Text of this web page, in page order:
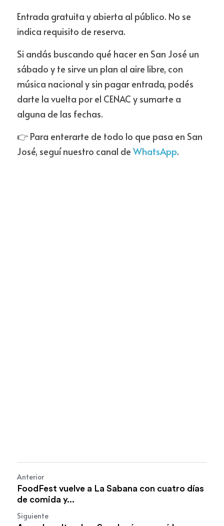
Entrada gratuita y abierta al público. No se
indica requisito de reserva.
Si andás buscando qué hacer en San José un
sábado y te sirve un plan al aire libre, con
música nacional y sin pagar entrada, podés
darte la vuelta por el CENAC y sumarte a
alguna de las fechas.
👉 Para enterarte de todo lo que pasa en San
José, seguí nuestro canal de WhatsApp.
Anterior
FoodFest vuelve a La Sabana con cuatro días
de comida y...
Siguiente